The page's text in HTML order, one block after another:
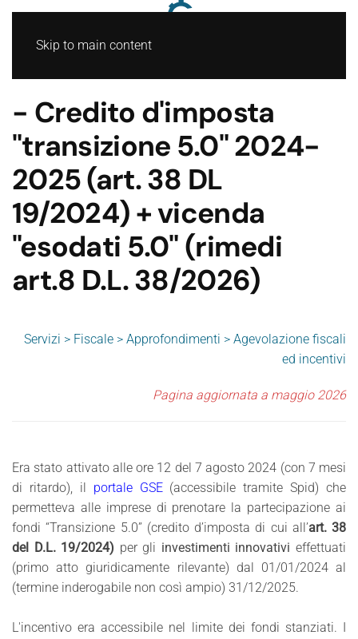
Skip to main content
- Credito d'imposta
"transizione 5.0" 2024-
2025 (art. 38 DL
19/2024) + vicenda
"esodati 5.0" (rimedi
art.8 D.L. 38/2026)
Servizi > Fiscale > Approfondimenti > Agevolazione fiscali
ed incentivi
Pagina aggiornata a maggio 2026
Era stato attivato alle ore 12 del 7 agosto 2024 (con 7 mesi
di ritardo),il portale GSE(accessibile tramite Spid) che
permetteva alle imprese di prenotare la partecipazione ai
fondi “Transizione 5.0” (credito d’imposta di cui all’art. 38
del D.L. 19/2024) per gli investimenti innovativi effettuati
(primo atto giuridicamente rilevante) dal 01/01/2024 al
(termine inderogabile non così ampio) 31/12/2025.
L'incentivo era accessibile nel limite dei fondi stanziati. I